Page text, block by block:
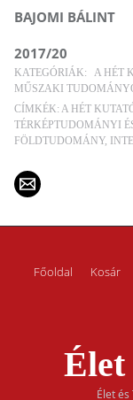
BAJOMI BÁLINT
2017/20
KATEGÓRIÁK: A HÉT
MŰSZAKI
CÍMKÉK: A HÉT
TÉRKÉPTUDOMÁNYI
FÖLDTUDOMÁNY
Főoldal Kosár
Élet
Élet